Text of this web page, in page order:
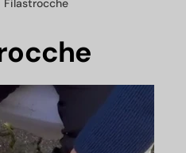
Filastrocche